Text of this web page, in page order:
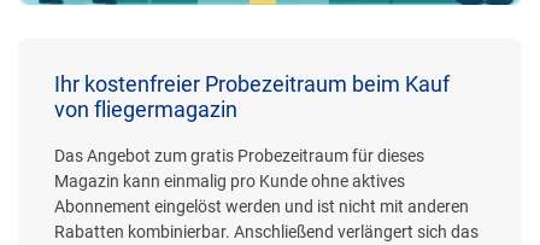
Ihr kostenfreier Probezeitraum beim Kauf
von fliegermagazin
Das Angebot zum gratis Probezeitraum für dieses
Magazin kann einmalig pro Kunde ohne aktives
Abonnement eingelöst werden und ist nicht mit anderen
Rabatten kombinierbar. Anschließend verlängert sich das